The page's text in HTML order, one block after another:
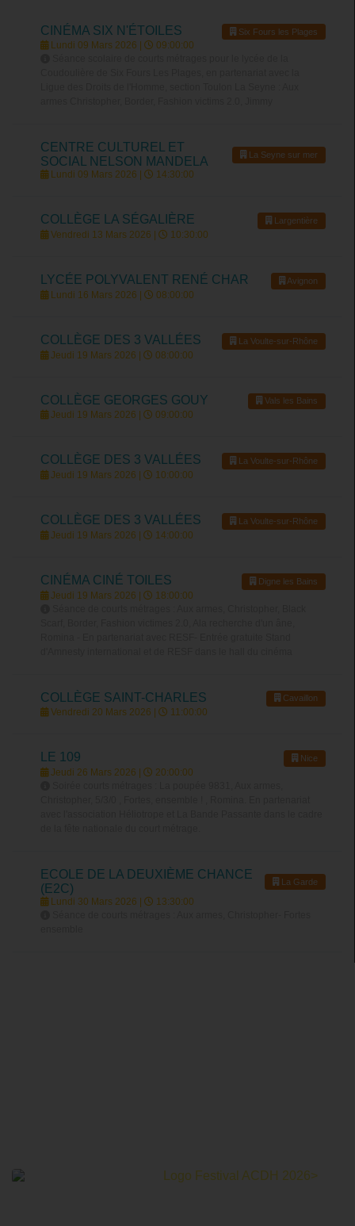
CINÉMA SIX N'ÉTOILES Six Fours les Plages
Lundi 09 Mars 2026 |
09:00:00
CENTRE CULTUREL ET
SOCIAL NELSON MANDELA
La Seyne sur mer
Lundi 09 Mars 2026 | 14:30:00
COLLÈGE LA SÉGALIÈRE Largentière
Vendredi 13 Mars 2026 | 10:30:00
LYCÉE POLYVALENT RENÉ CHAR Avignon
Lundi 16 Mars 2026 | 08:00:00
COLLÈGE DES 3 VALLÉES La Voulte-sur-Rhône
Jeudi 19 Mars 2026 | 08:00:00
COLLÈGE GEORGES GOUY Vals les Bains
Jeudi 19 Mars 2026 | 09:00:00
COLLÈGE DES 3 VALLÉES La Voulte-sur-Rhône
Jeudi 19 Mars 2026 | 10:00:00
COLLÈGE DES 3 VALLÉES La Voulte-sur-Rhône
Jeudi 19 Mars 2026 | 14:00:00
CINÉMA CINÉ TOILES Digne les Bains
Jeudi 19 Mars 2026 |
18:00:00
COLLÈGE SAINT-CHARLES Cavaillon
Vendredi 20 Mars 2026 | 11:00:00
LE 109 Nice
Jeudi 26 Mars 2026 |
20:00:00
ECOLE DE LA DEUXIÈME CHANCE
(E2C)
La Garde
Lundi 30 Mars 2026 |
13:30:00